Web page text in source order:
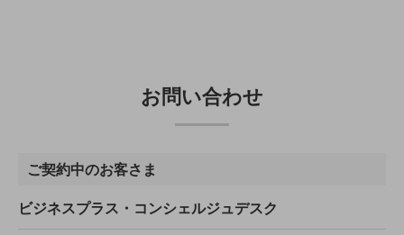
基礎的電気通信役務損益明細表
採用情報TOP
お問い合わせ
ご契約中のお客さま
ビジネスプラス・コンシェルジュデスク